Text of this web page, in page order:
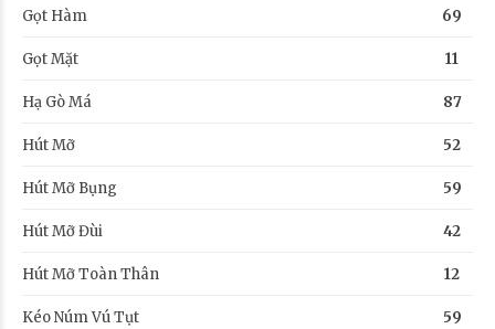
Gọt Hàm 69
Gọt Mặt 11
Hạ Gò Má 87
Hút Mỡ 52
Hút Mỡ Bụng 59
Hút Mỡ Đùi 42
Hút Mỡ Toàn Thân 12
Kéo Núm Vú Tụt 59